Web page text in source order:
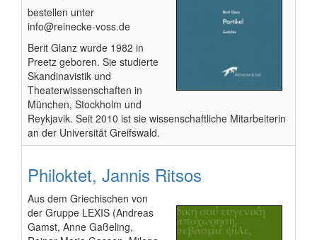
bestellen unter
info@reinecke-voss.de
Berit Glanz wurde 1982 in
Preetz geboren. Sie studierte
Skandinavistik und
Theaterwissenschaften in
München, Stockholm und
Reykjavik. Seit 2010 ist sie wissenschaftliche Mitarbeiterin
an der Universität Greifswald.
Philoktet, Jannis Ritsos
Aus dem Griechischen von
der Gruppe LEXIS (Andreas
Gamst, Anne Gaßeling,